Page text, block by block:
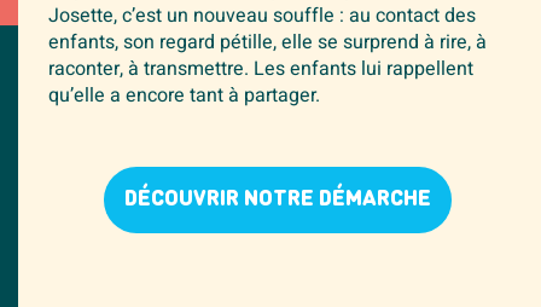
Josette, c’est un nouveau souffle : au contact des
enfants, son regard pétille, elle se surprend à rire, à
raconter, à transmettre. Les enfants lui rappellent
qu’elle a encore tant à partager.
DÉCOUVRIR NOTRE DÉMARCHE